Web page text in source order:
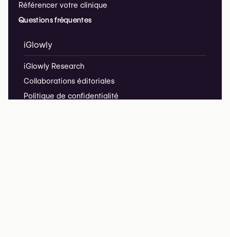
Référencer votre clinique
Questions fréquentes
iGlowly
iGlowly Research
Collaborations éditoriales
Politique de confidentialité